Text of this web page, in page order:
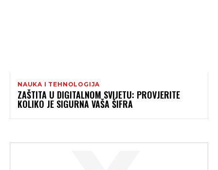
NAUKA I TEHNOLOGIJA
ZAŠTITA U DIGITALNOM SVIJETU: PROVJERITE
KOLIKO JE SIGURNA VAŠA ŠIFRA